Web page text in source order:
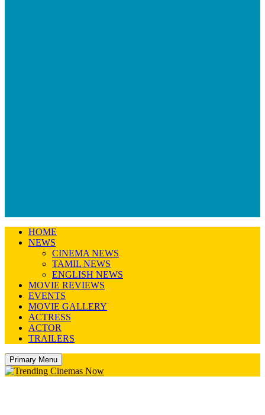
HOME
NEWS
CINEMA NEWS
TAMIL NEWS
ENGLISH NEWS
MOVIE REVIEWS
EVENTS
MOVIE GALLERY
ACTRESS
ACTOR
TRAILERS
Primary Menu